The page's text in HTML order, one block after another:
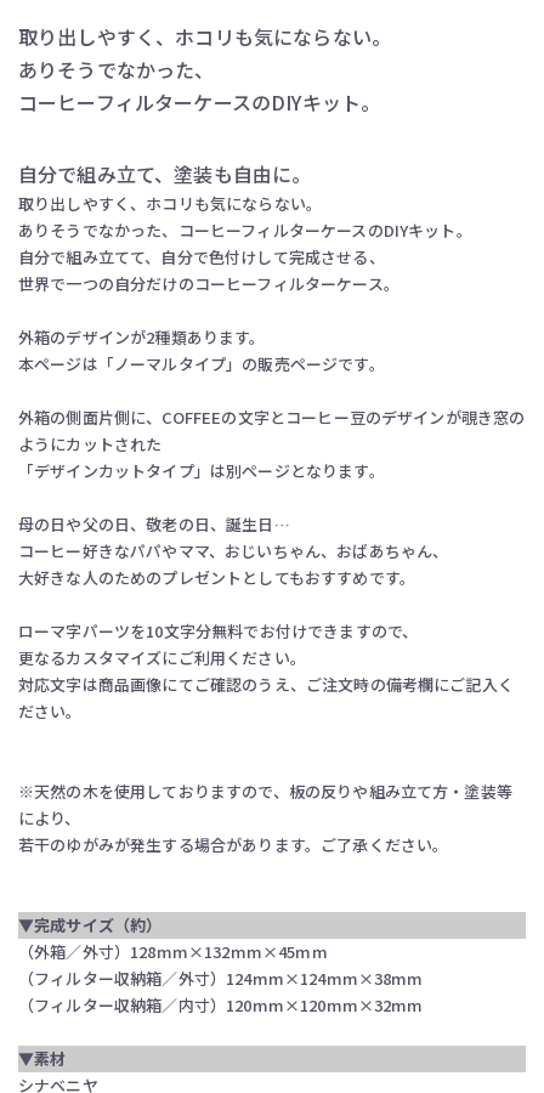
取り出しやすく、ホコリも気にならない。
ありそうでなかった、
コーヒーフィルターケースのDIYキット。
自分で組み立て、塗装も自由に。
取り出しやすく、ホコリも気にならない。
ありそうでなかった、コーヒーフィルターケースのDIYキット。
自分で組み立てて、自分で色付けして完成させる、
世界で一つの自分だけのコーヒーフィルターケース。
外箱のデザインが2種類あります。
本ページは「ノーマルタイプ」の販売ページです。
外箱の側面片側に、COFFEEの文字とコーヒー豆のデザインが覗き窓の
ようにカットされた
「デザインカットタイプ」は別ページとなります。
母の日や父の日、敬老の日、誕生日…
コーヒー好きなパパやママ、おじいちゃん、おばあちゃん、
大好きな人のためのプレゼントとしてもおすすめです。
ローマ字パーツを10文字分無料でお付けできますので、
更なるカスタマイズにご利用ください。
対応文字は商品画像にてご確認のうえ、ご注文時の備考欄にご記入く
ださい。
※天然の木を使用しておりますので、板の反りや組み立て方・塗装等
により、
若干のゆがみが発生する場合があります。ご了承ください。
▼完成サイズ（約）
（外箱／外寸）128mm×132mm×45mm
（フィルター収納箱／外寸）124mm×124mm×38mm
（フィルター収納箱／内寸）120mm×120mm×32mm
▼素材
シナベニヤ